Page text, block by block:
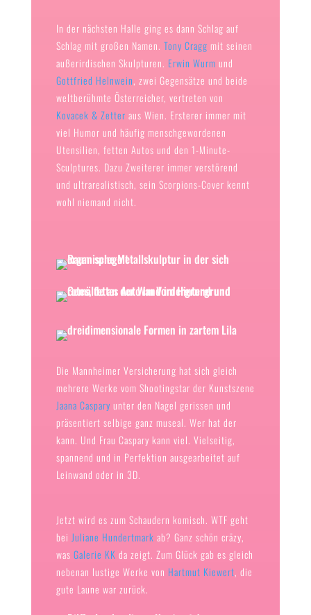
In der nächsten Halle ging es dann Schlag auf
Schlag mit großen Namen. Tony Cragg mit seinen
außerirdischen Skulpturen. Erwin Wurm und
Gottfried Helnwein, zwei Gegensätze und beide
weltberühmte Österreicher, vertreten von
Kovacek & Zetter aus Wien. Ersterer immer mit
viel Humor und häufig menschgewordenen
Utensilien, fetten Autos und den 1-Minute-
Sculptures. Dazu Zweiterer immer verstörend
und ultrarealistisch, sein Scorpions-Cover kennt
wohl niemand nicht.
Die Mannheimer Versicherung hat sich gleich
mehrere Werke vom Shootingstar der Kunstszene
Jaana Caspary unter den Nagel gerissen und
präsentiert selbige ganz museal. Wer hat der
kann. Und Frau Caspary kann viel. Vielseitig,
spannend und in Perfektion ausgearbeitet auf
Leinwand oder in 3D.
Jetzt wird es zum Schaudern komisch. WTF geht
bei Juliane Hundertmark ab? Ganz schön cräzy,
was Galerie KK da zeigt. Zum Glück gab es gleich
nebenan lustige Werke von Hartmut Kiewert, die
gute Laune war zurück.